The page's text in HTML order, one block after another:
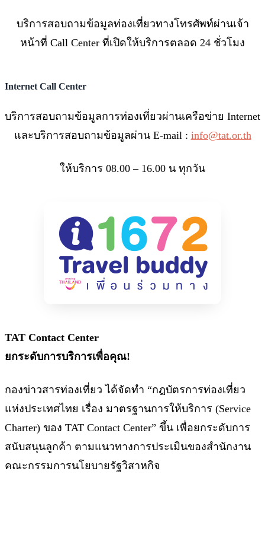
บริการสอบถามข้อมูลท่องเที่ยวทางโทรศัพท์ผ่านเจ้า
หน้าที่ Call Center ที่เปิดให้บริการตลอด 24 ชั่วโมง
Internet Call Center
บริการสอบถามข้อมูลการท่องเที่ยวผ่านเครือข่าย Internet
และบริการสอบถามข้อมูลผ่าน E-mail : info@tat.or.th
ให้บริการ 08.00 – 16.00 น ทุกวัน
TAT Contact Center
ยกระดับการบริการเพื่อคุณ!
กองข่าวสารท่องเที่ยว ได้จัดทำ “กฎบัตรการท่องเที่ยว
แห่งประเทศไทย เรื่อง มาตรฐานการให้บริการ (Service
Charter) ของ TAT Contact Center” ขึ้น เพื่อยกระดับการ
สนับสนุนลูกค้า ตามแนวทางการประเมินของสำนักงาน
คณะกรรมการนโยบายรัฐวิสาหกิจ